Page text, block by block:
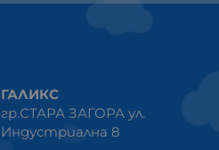
ГАЛИКС
гр.СТАРА ЗАГОРА ул.
Индустриална 8